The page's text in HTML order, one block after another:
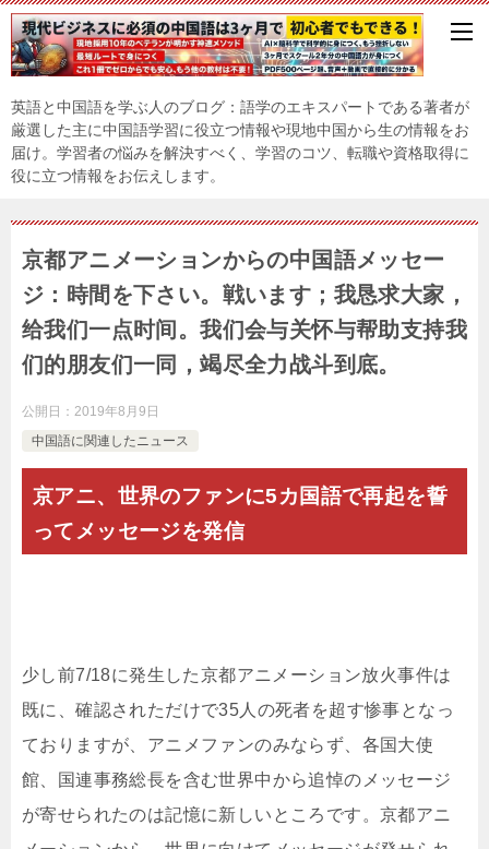
英語と中国語を学ぶ人のブログ：語学のエキスパートである著者が
厳選した主に中国語学習に役立つ情報や現地中国から生の情報をお
届け。学習者の悩みを解決すべく、学習のコツ、転職や資格取得に
役に立つ情報をお伝えします。
京都アニメーションからの中国語メッセー
ジ：時間を下さい。戦います；我恳求大家，
给我们一点时间。我们会与关怀与帮助支持我
们的朋友们一同，竭尽全力战斗到底。
公開日： 2019年8月9日
中国語に関連したニュース
京アニ、世界のファンに5カ国語で再起を誓
ってメッセージを発信
少し前7/18に発生した京都アニメーション放火事件は
既に、確認されただけで35人の死者を超す惨事となっ
ておりますが、アニメファンのみならず、各国大使
館、国連事務総長を含む世界中から追悼のメッセージ
が寄せられたのは記憶に新しいところです。京都アニ